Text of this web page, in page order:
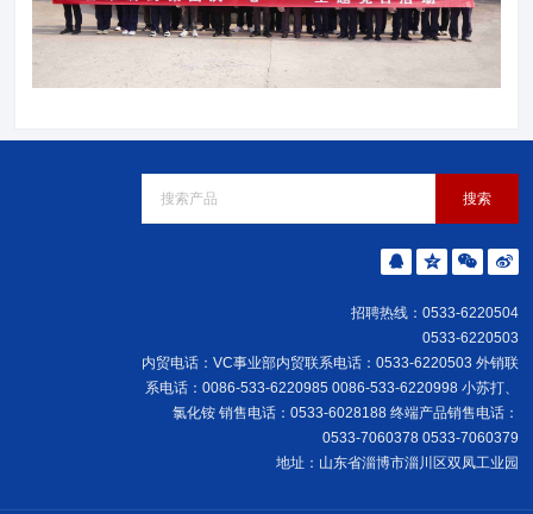
招聘热线：0533-6220504
0533-6220503
内贸电话：VC事业部内贸联系电话：0533-6220503 外销联
系电话：0086-533-6220985 0086-533-6220998 小苏打、
氯化铵 销售电话：0533-6028188 终端产品销售电话：
0533-7060378 0533-7060379
地址：山东省淄博市淄川区双凤工业园